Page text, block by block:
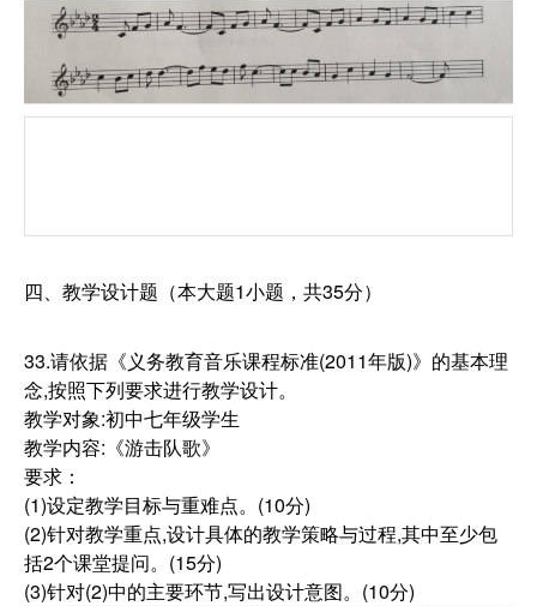
四、教学设计题（本大题1小题，共35分）
33.请依据《义务教育音乐课程标准(2011年版)》的基本理
念,按照下列要求进行教学设计。
教学对象:初中七年级学生
教学内容:《游击队歌》
要求：
(1)设定教学目标与重难点。(10分)
(2)针对教学重点,设计具体的教学策略与过程,其中至少包
括2个课堂提问。(15分)
(3)针对(2)中的主要环节,写出设计意图。(10分)